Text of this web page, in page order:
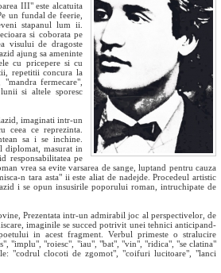
III" este alcatuita
un fundal de feerie,
stapanul lum ii.
si coborata pe
visului de dragoste
ajung sa ameninte
cu pricepere si cu
repetitii concura la
fermecare",
si altele sporesc
imaginati intr-un
ceea ce reprezinta.
sa i se inchine.
diplomat, masurat in
responsabilitatea pe
vrea sa evite varsarea de sange, luptand pentru cauza
n tara asta" ii este aliat de nadejde. Procedeul artistic
i se opun insusirile poporului roman, intruchipate de
Prezentata intr-un admirabil joc al perspectivelor, de
imaginile se succed potrivit unei tehnici anticipand-
in acest fragment. Verbul primeste o stralucire
"implu", "roiesc", "iau", "bat", "vin", "ridica", "se clatina"
"codrul clocoti de zgomot", "coifuri lucitoare", "lanci